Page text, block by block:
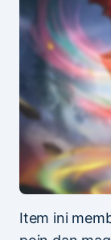
Item ini